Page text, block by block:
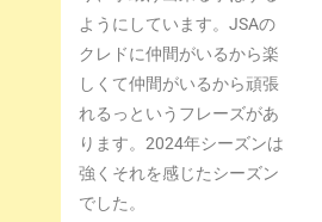
ようにしています。JSAの
クレドに仲間がいるから楽
しくて仲間がいるから頑張
れるっというフレーズがあ
ります。2024年シーズンは
強くそれを感じたシーズン
でした。